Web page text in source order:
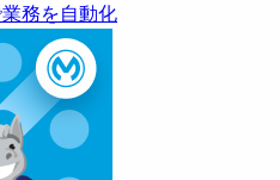
務を自動化